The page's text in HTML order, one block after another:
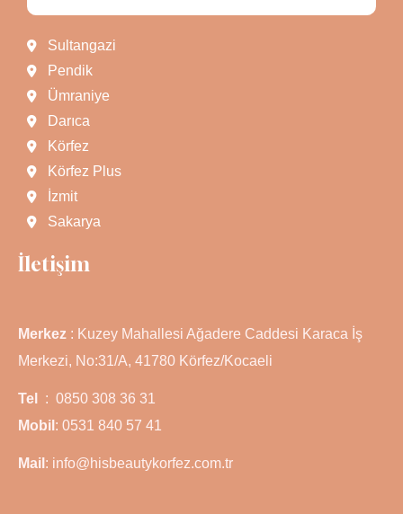
Sultangazi
Pendik
Ümraniye
Darıca
Körfez
Körfez Plus
İzmit
Sakarya
İletişim
Merkez : Kuzey Mahallesi Ağadere Caddesi Karaca İş
Merkezi, No:31/A, 41780 Körfez/Kocaeli
Tel : 0850 308 36 31
Mobil : 0531 840 57 41
Mail : info@hisbeautykorfez.com.tr